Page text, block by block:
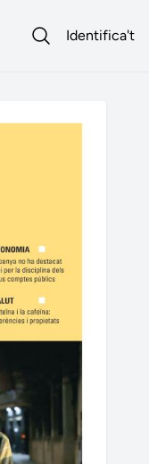
Identifica't